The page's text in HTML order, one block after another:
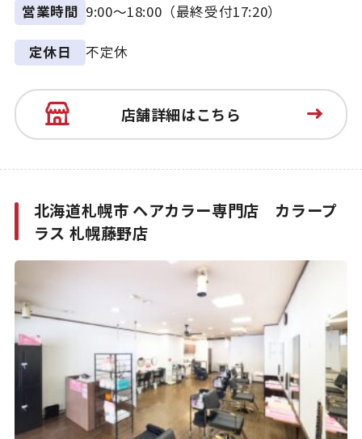
営業時間 9:00～18:00（最終受付17:20）
定休日 不定休
店舗詳細はこちら
北海道札幌市 ヘアカラー専門店 カラープ
ラス 札幌藤野店